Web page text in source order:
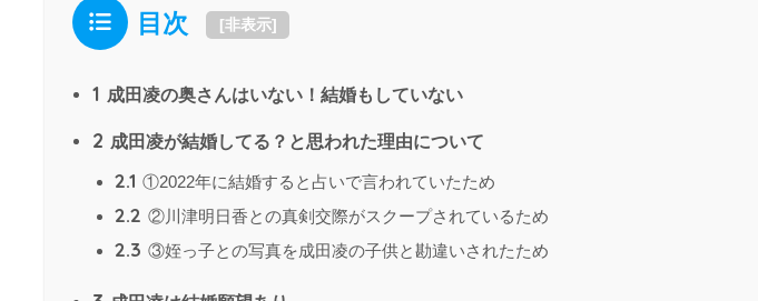
目次 [非表示]
1 成田凌の奥さんはいない！結婚もしていない
2 成田凌が結婚してる？と思われた理由について
2.1 ①2022年に結婚すると占いで言われていたため
2.2 ②川津明日香との真剣交際がスクープされているため
2.3 ③姪っ子との写真を成田凌の子供と勘違いされたため